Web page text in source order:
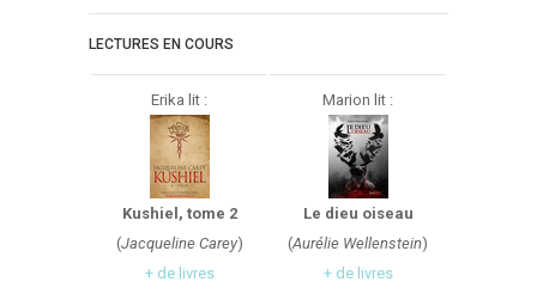
LECTURES EN COURS
Erika lit :
Kushiel, tome 2
(Jacqueline Carey)
+ de livres
Marion lit :
Le dieu oiseau
(Aurélie Wellenstein)
+ de livres